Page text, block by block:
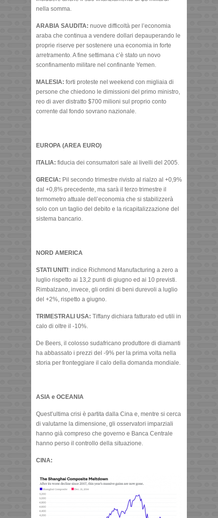
nella somma.
ARABIA SAUDITA: nuove difficoltà per l’economia
araba che continua a vendere dollari depauperando le
proprie riserve per sostenere una economia in forte
arretramento. A fine settimana c’è stato un novo
sconfinamento militare nel confinante Yemen.
MALESIA: forti proteste nel weekend con migliaia di
persone che chiedono le dimissioni del primo ministro,
reo di aver distratto $700 milioni sul proprio conto
corrente dal fondo sovrano nazionale.
EUROPA (AREA EURO)
ITALIA: fiducia dei consumatori sale ai livelli del 2005.
GRECIA: Pil secondo trimestre rivisto al rialzo al +0,9%
dal +0,8% precedente, ma sarà il terzo trimestre il
termometro attuale dell’economia che si stabilizzerà
solo con un taglio del debito e la ricapitalizzazione del
sistema bancario.
NORD AMERICA
STATI UNITI: indice Richmond Manufacturing a zero a
luglio rispetto ai 13,2 punti di giugno ed ai 10 previsti.
Rimbalzano, invece, gli ordini di beni durevoli a luglio
del +2%, rispetto a giugno.
TRIMESTRALI USA: Tiffany dichiara fatturato ed utili in
calo di oltre il -10%.
De Beers, il colosso sudafricano produttore di diamanti
ha abbassato i prezzi del -9% per la prima volta nella
storia per fronteggiare il calo della domanda mondiale.
ASIA e OCEANIA
Quest’ultima crisi è partita dalla Cina e, mentre si cerca
di valutarne la dimensione, gli osservatori imparziali
hanno già compreso che governo e Banca Centrale
hanno perso il controllo della situazione.
CINA: